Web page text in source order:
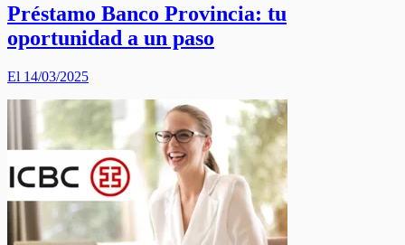
Préstamo Banco Provincia: tu
oportunidad a un paso
El 14/03/2025